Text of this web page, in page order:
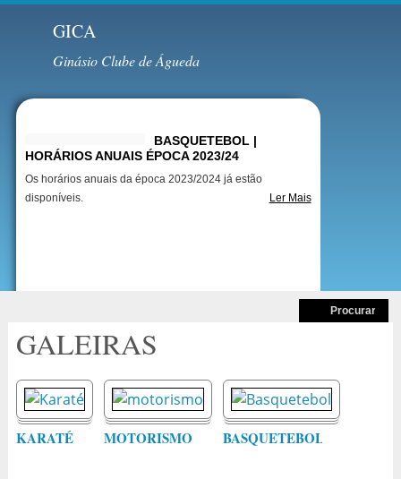
GICA
Ginásio Clube de Águeda
BASQUETEBOL |
HORÁRIOS ANUAIS ÉPOCA 2023/24
Os horários anuais da época 2023/2024 já estão
disponíveis.
Ler Mais
GALEIRAS
KARATÉ MOTORISMO BASQUETEBOL